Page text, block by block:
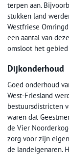
terpen aan.
stukken land
Westfriese
een aantal van
omsloot het
Dijkonderhoud
Goed onderhoud
West-Friesland
bestuursdistricten
waren dat
de Vier
zorg voor zijn
de landeigenaren.